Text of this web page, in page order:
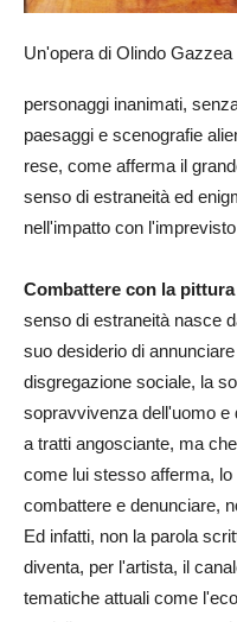
Un'opera di Olindo Gazzea
personaggi inanimati,
paesaggi e scenografie
rese, come afferma il
senso di estraneità ed
nell'impatto con
Combattere con la pittura
senso di estraneità nasce
suo desiderio di
disgregazione sociale, la
sopravvivenza dell'uomo e
a tratti angosciante, ma
come lui stesso afferma,
combattere e denunciare,
Ed infatti, non la parola
diventa, per l'artista, il
tematiche attuali come